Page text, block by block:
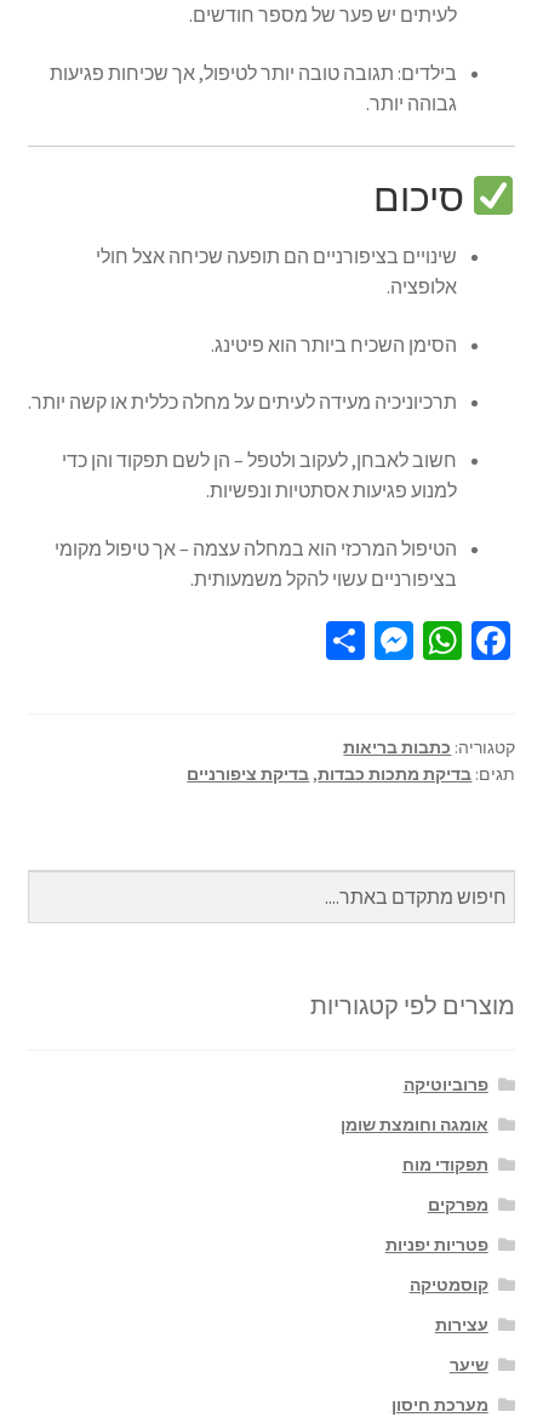
לעיתים יש פער של מספר חודשים.
בילדים: תגובה טובה יותר לטיפול, אך שכיחות פגיעות
גבוהה יותר.
סיכום
שינויים בציפורניים הם תופעה שכיחה אצל חולי
אלופציה.
הסימן השכיח ביותר הוא פיטינג.
תרכיוניכיה מעידה לעיתים על מחלה כללית או קשה יותר.
חשוב לאבחן, לעקוב ולטפל – הן לשם תפקוד והן כדי
למנוע פגיעות אסתטיות ונפשיות.
הטיפול המרכזי הוא במחלה עצמה – אך טיפול מקומי
בציפורניים עשוי להקל משמעותית.
Fa
o
o
W
sA
p
M
n
ge
S
e
קטגוריה: כתבות בריאות
תגים: בדיקת מתכות כבדות, בדיקת ציפורניים
מוצרים לפי קטגוריות
פרוביוטיקה
אומגה וחומצת שומן
תפקודי מוח
מפרקים
פטריות יפניות
קוסמטיקה
עצירות
שיער
מערכת חיסון